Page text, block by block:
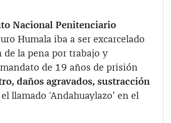
Nacional Penitenciario
Humala iba a ser excarcelado
la pena por trabajo y
de 19 años de prisión
daños agravados, sustracción
llamado ‘Andahuaylazo’ en el